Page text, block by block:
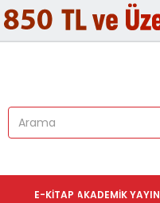
AKADEMIK YAYIN
E-KITAP